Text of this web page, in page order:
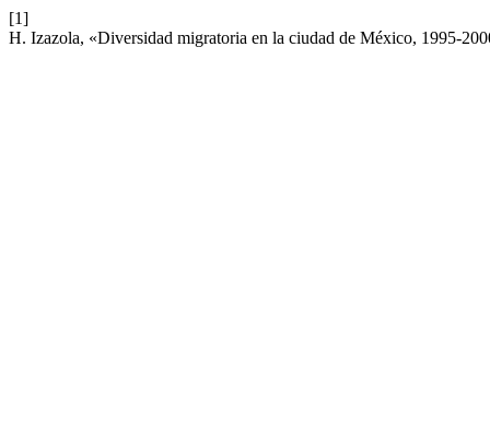
[1]
H. Izazola, «Diversidad migratoria en la ciudad de México, 1995-